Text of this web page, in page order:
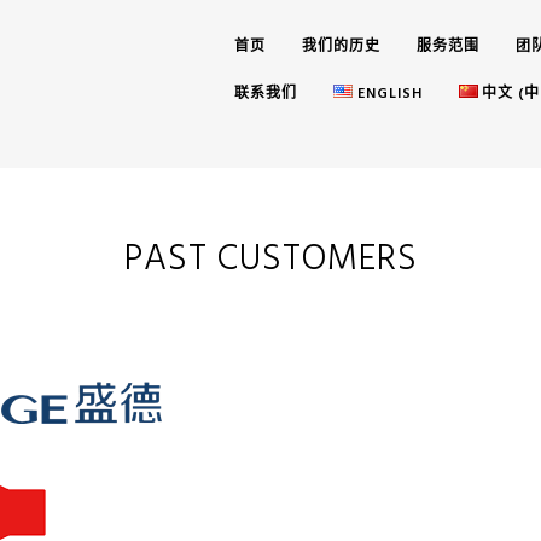
首页 我们的历史 服务范围
团
联系我们
ENGLISH 中文 (
PAST CUSTOMERS